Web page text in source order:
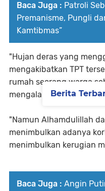
Baca Juga : Patroli
Premanisme, Pungli
Kamtibmas”
"Hujan deras yang
mengakibatkan TPT
rumah seorang warga
mengalami kerusakan".
"Namun Alhamdulillah
menimbulkan adanya
menimbulkan kerugian
Baca Juga : Angin
Berita